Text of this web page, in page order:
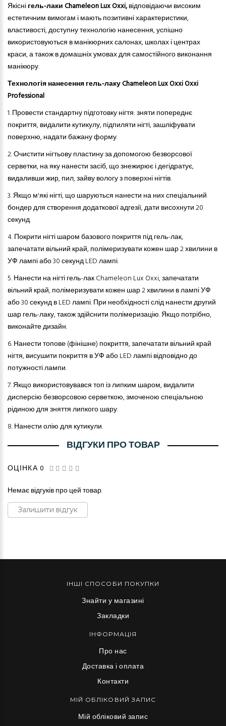
Якіснігель-лаки Chameleon Lux Oxxi,відповідаючи високим
естетичним вимогам і мають позитивні характеристики,
властивості, доступну технологію нанесення, успішно
використовуються в манікюрних салонах, школах і центрах
краси, а також в домашніх умовах для самостійного виконання
манікюру.
Технологія нанесення гель-лаку Chameleon Lux Oxxi Oxxi
Professional
1. Провести стандартну підготовку нігтя: зняти попереднє
покриття, видалити кутикулу, підпиляти нігті, зашліфувати
поверхню, надати бажану форму.
2.Очистити нігтьову пластину за допомогою безворсової
серветки, на яку нанести засіб, що знежирює і дегідратує,
видаливши жир, пил, зайву вологу з поверхні нігтів.
3.Якщо м'які нігті, що шаруються нанести на них спеціальний
бондер для створення додаткової адгезії, дати висохнути 20
секунд.
4.Покрити нігті шаром базового покриття під гель-лак,
запечатати вільний край, полімеризувати кожен шар 2 хвилини в
УФ лампі або 30 секунд LED лампі.
5.Нанести на нігті гель-лак Chameleon Lux Oxxi, запечатати
вільний край, полімеризувати кожен шар 2 хвилини в лампі УФ
або 30 секунд в LED лампі. При необхідності слід нанести другий
шар гель-лаку, також здійснити полімеризацію. Якщо потрібно,
виконайте дизайн.
6.Нанести топове (фінішне) покриття, запечатати вільний край
нігтя, висушити покриття в УФ або LED лампі відповідно до
потужності лампи.
7.Якщо використовувався топ із липким шаром, видалити
дисперсію безворсовою серветкою, змоченою спеціальною
рідиною для зняття липкого шару.
8.Нанести олію для кутикули.
ВІДГУКИ ПРО ТОВАР
ОЦІНКА 0
Немає відгуків про цей товар.
Залишити відгук
ІНШІ СПОСОБИ ПОКУПКИ
Знайти у магазині
Закладки
ІНФОРМАЦІЯ
Про нас
Доставка і оплата
Контакти
МІЙ ОБЛІКОВИЙ ЗАПИС
Мій обліковий запис